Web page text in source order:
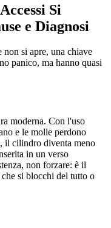
Si
e Diagnosi
non si apre, una chiave
panico, ma hanno quasi
moderna. Con l'uso
e le molle perdono
il cilindro diventa meno
in un verso
non forzare: è il
si blocchi del tutto o